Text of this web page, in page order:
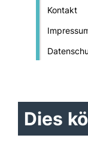
Kontakt
Dies